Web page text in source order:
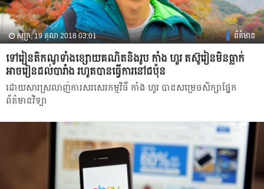
សុក្រ, 19 តុលា 2018 03:01 ព័ត៌មាន
ទៅរៀនតិកណូ​ទាំង​ខ្សោយ​គណិតនិងរូប កាំង ហួរ តស៊ូរៀនមិនធ្លាក់
អាច​រៀនដល់​បារាំង រហូត​បាន​ធ្វើការនៅជប៉ុន
ដោយសារ​ស្រលាញ់ការសរសេរកម្មវិធី កាំង ហួរ បានសម្រេចសិក្សាផ្នែក
ព័ត៌មានវិទ្យា